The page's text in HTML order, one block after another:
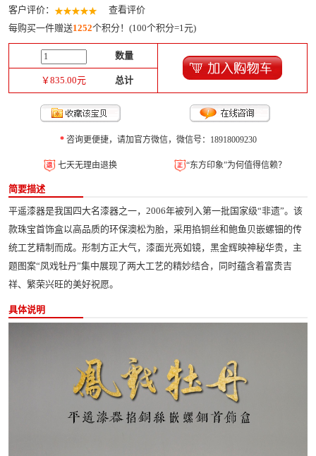
客户评价：
查看评价
每购买一件赠送1252个积分！(100个积分=1元)
数量
￥835.00元 总计
*咨询更便捷，请加官方微信，微信号：18918009230
七天无理由退换 “东方印象”为何值得信赖？
简要描述
平遥漆器是我国四大名漆器之一，2006年被列入第一批国家级“非遗”。该
款珠宝首饰盒以高品质的环保澳松为胎，采用掐铜丝和鲍鱼贝嵌螺钿的传
统工艺精制而成。形制方正大气，漆面光亮如镜，黑金辉映神秘华贵，主
题图案“凤戏牡丹”集中展现了两大工艺的精妙结合，同时蕴含着富贵吉
祥、繁荣兴旺的美好祝愿。
具体说明